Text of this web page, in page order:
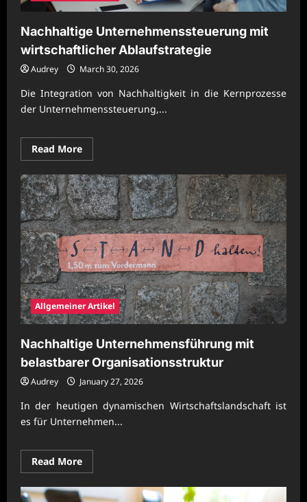
Nachhaltige Unternehmenssteuerung mit
wirtschaftlicher Ablaufstrategie
Audrey March 30, 2026
Die Integration von Nachhaltigkeit in die Kernprozesse
der Unternehmenssteuerung,...
Read MoreRead
more
Nachhaltige
Unternehmenssteuerung
mit
wirtschaftlicher
Ablaufstrategie
Allgemeiner Artikel
Nachhaltige Unternehmensführung mit
belastbarer Organisationsstruktur
Audrey January 27, 2026
In der heutigen dynamischen Wirtschaftslandschaft ist
es für Unternehmen...
Read MoreRead
more
Nachhaltige
Unternehmensführung